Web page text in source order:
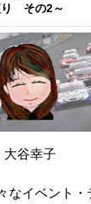
り その2～
大谷幸子
なイベント